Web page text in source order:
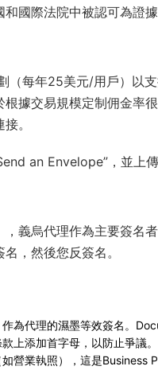
國際法院中被認可為證據
（每年25美元/用戶）以
據交易規模定制佣金率
。
an Envelope”，並上
義烏代理作為主要簽名
，然後您反簽名。
作為代理的濕墨等效簽名。
上添加首字母，以防止爭議。
營業執照），這是Business